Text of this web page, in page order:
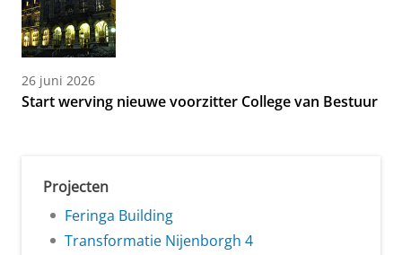
26 juni 2026
Start werving nieuwe voorzitter College van Bestuur
Projecten
Feringa Building
Transformatie Nijenborgh 4